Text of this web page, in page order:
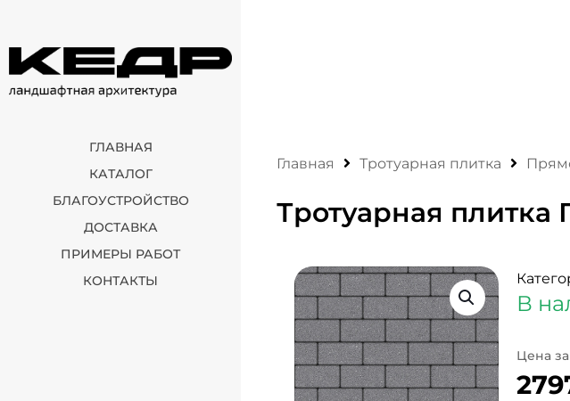
ГЛАВНАЯ
КАТАЛОГ
БЛАГОУСТРОЙСТВО
ДОСТАВКА
ПРИМЕРЫ РАБОТ
КОНТАКТЫ
Главная Тротуарная плитка
Тротуарная плитка
В